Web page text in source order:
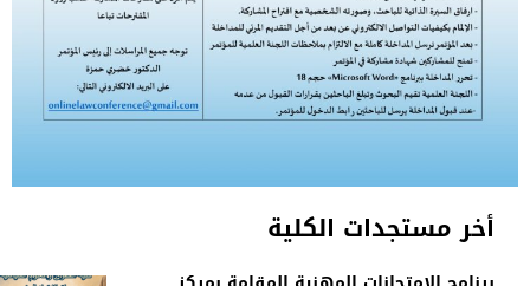
أخر مستجدات الكلية